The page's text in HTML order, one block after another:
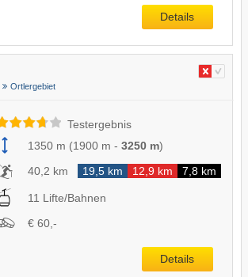
Details
Ortlergebiet
Testergebnis
1350 m (1900 m - 3250 m)
40,2 km
19,5 km 12,9 km 7,8 km
11 Lifte/Bahnen
€ 60,-
Details